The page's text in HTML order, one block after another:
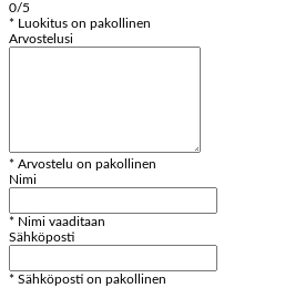
0/5
* Luokitus on pakollinen
Arvostelusi
* Arvostelu on pakollinen
Nimi
* Nimi vaaditaan
Sähköposti
* Sähköposti on pakollinen